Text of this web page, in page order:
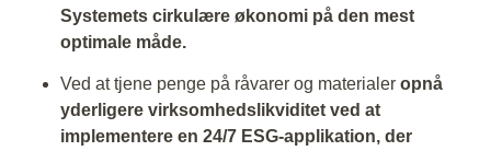
Systemets cirkulære økonomi på den mest
optimale måde.
Ved at tjene penge på råvarer og materialer opnå
yderligere virksomhedslikviditet ved at
implementere en 24/7 ESG-applikation, der